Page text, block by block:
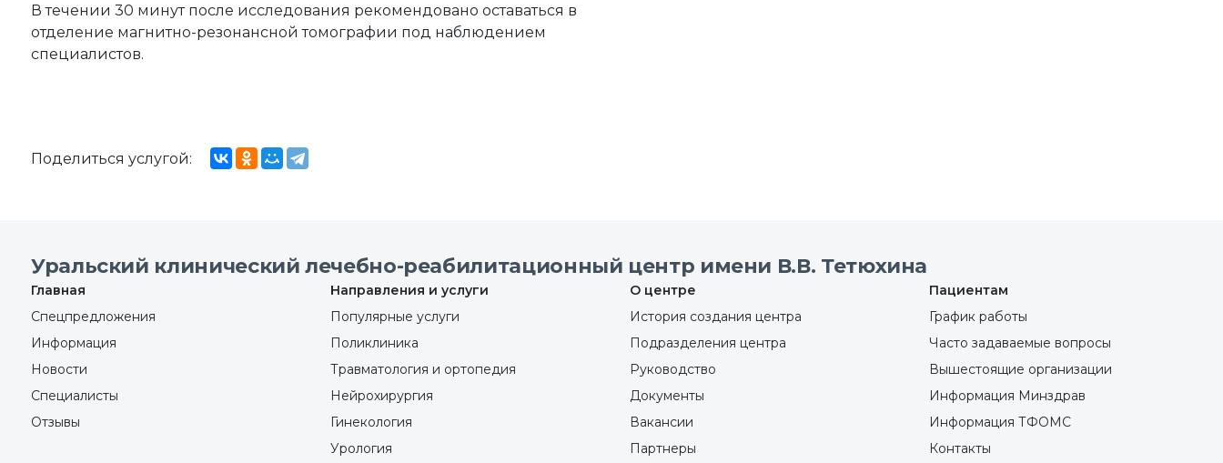
В течении 30 минут после исследования рекомендовано оставаться в
отделение магнитно-резонансной томографии под наблюдением
специалистов.
Поделиться услугой:
Уральский клинический лечебно-реабилитационный центр имени В.В. Тетюхина
Главная
Спецпредложения
Информация
Новости
Специалисты
Отзывы
Направления и услуги
Популярные услуги
Поликлиника
Травматология и ортопедия
Нейрохирургия
Гинекология
Урология
О центре
История создания центра
Подразделения центра
Руководство
Документы
Вакансии
Партнеры
Пациентам
График работы
Часто задаваемые вопросы
Вышестоящие организации
Информация Минздрав
Информация ТФОМС
Контакты